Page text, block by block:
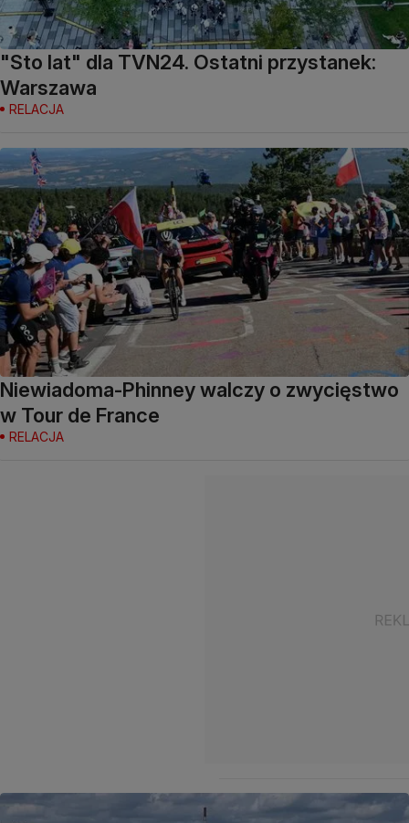
"Sto lat" dla TVN24. Ostatni przystanek:
Warszawa
RELACJA
Niewiadoma-Phinney walczy o zwycięstwo
w Tour de France
RELACJA